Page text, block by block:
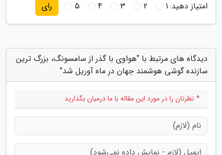
امتیاز دهید:1
2
3
4
5 رای
دیدگاه های مرتبط با "هواوی با گذر از سامسونگ، بزرگ ترین
سازنده گوشی هوشمند جهان در ماه آوریل شد"
* نظرتان را در مورد این مقاله با ما درمیان بگذارید